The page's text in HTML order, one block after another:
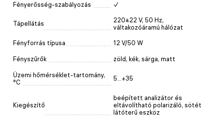
Fényerősség-szabályozás ✓
Tápellátás
220±22 V, 50 Hz,
váltakozóáramú hálózat
Fényforrás típusa 12 V/50 W
Fényszűrők zöld, kék, sárga, matt
Üzemi hőmérséklet-tartomány,
°C
5...+35
Kiegészítő
beépített analizátor és
eltávolítható polarizáló, sötét
látóterű eszköz